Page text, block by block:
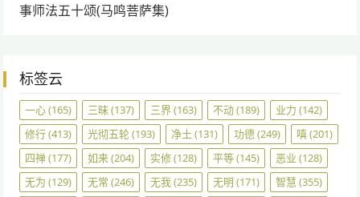
事师法五十颂(马鸣菩萨集)
标签云
一心(165) 三昧(137) 三界(163) 不动(189) 业力 (142)
修行(413) 光彻五轮(193) 净土 (131) 功德(249) 嗔(201)
四禅(177) 如来(204) 实修(128) 平等(145) 恶业 (128)
无为 (129) 无常 (246) 无我(235) 无明 (171) 智慧 (355)